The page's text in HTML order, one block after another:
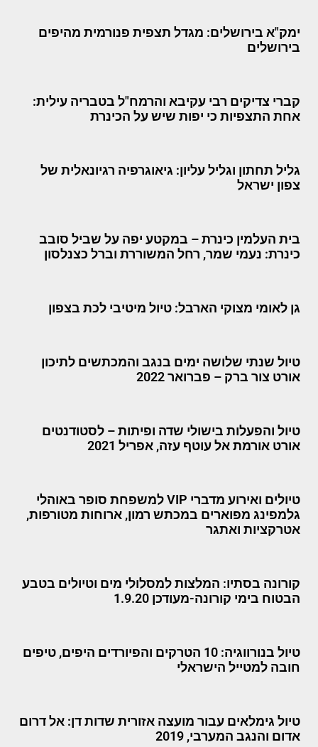
ימק"א בירושלים: מגדל תצפית פנורמית מהיפים
בירושלים
קברי צדיקים רבי עקיבא והרמח"ל בטבריה עילית:
אחת התצפיות כי יפות שיש על הכינרת
גליל תחתון וגליל עליון: גיאוגרפיה רגיונאלית של
צפון ישראל
בית העלמין כינרת – במקטע יפה על שביל סובב
כינרת: נעמי שמר, רחל המשוררת וברל כצנלסון
גן לאומי מצוקי הארבל: טיול מיטיבי לכת בצפון
טיול שנתי שלושה ימים בנגב והמכתשים לתיכון
אורט צור ברק – פברואר 2022
טיול והפעלות בישולי שדה ופיתות – לסטודנטים
אורט אורמת אל עוטף עזה, אפריל 2021
טיולים ואירוע מדברי VIP למשפחת סופר באוהלי
גלמפינג מפוארים במכתש רמון, ארוחות מטורפות,
אטרקציות ואתגר
קורונה בסתיו: המלצות למסלולי מים וטיולים בטבע
הבטוח בימי קורונה-מעודכן 1.9.20
טיול בנורווגיה: 10 הטרקים והפיורדים היפים, טיפים
חובה למטייל הישראלי
טיול גימלאים עבור מועצה אזורית שדות דן: אל דרום
אדום והנגב המערבי, 2019